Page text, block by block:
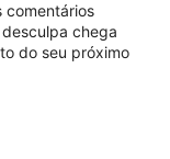
comentários
chega
do seu próximo